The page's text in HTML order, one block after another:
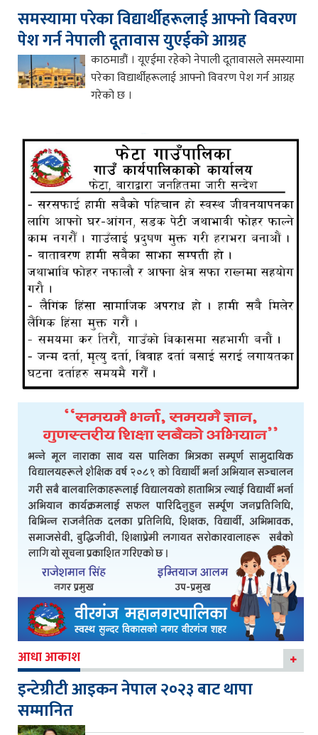
समस्यामा परेका विद्यार्थीहरूलाई आफ्नो विवरण
पेश गर्न नेपाली दूतावास युएईको आग्रह
काठमाडौं । यूएईमा रहेको नेपाली दूतावासले समस्यामा
परेका विद्यार्थीहरूलाई आफ्नो विवरण पेश गर्न आग्रह
गरेको छ ।
आधा आकाश
इन्टेग्रीटी आइकन नेपाल २०२३ बाट थापा
सम्मानित